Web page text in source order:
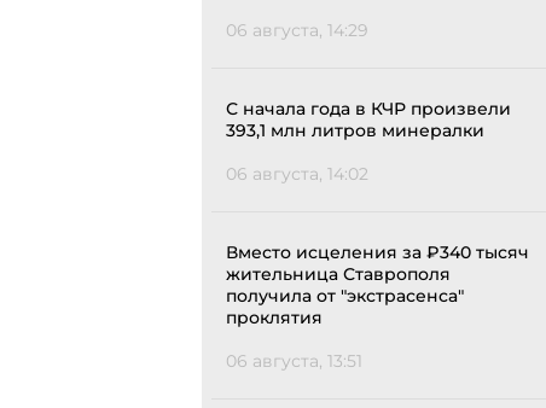
06 августа, 14:29
С начала года в КЧР произвели
393,1 млн литров минералки
06 августа, 14:02
Вместо исцеления за ₽340 тысяч
жительница Ставрополя
получила от "экстрасенса"
проклятия
06 августа, 13:51